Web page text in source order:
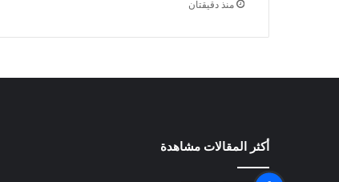
منذ دقيقتان
أكثر المقالات مشاهدة